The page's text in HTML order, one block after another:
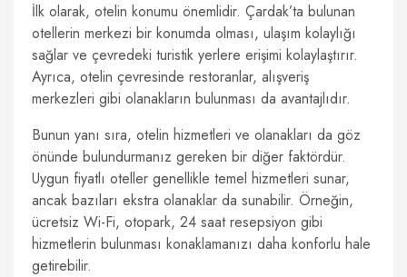
İlk olarak, otelin konumu önemlidir. Çardak’ta bulunan
otellerin merkezi bir konumda olması, ulaşım kolaylığı
sağlar ve çevredeki turistik yerlere erişimi kolaylaştırır.
Ayrıca, otelin çevresinde restoranlar, alışveriş
merkezleri gibi olanakların bulunması da avantajlıdır.
Bunun yanı sıra, otelin hizmetleri ve olanakları da göz
önünde bulundurmanız gereken bir diğer faktördür.
Uygun fiyatlı oteller genellikle temel hizmetleri sunar,
ancak bazıları ekstra olanaklar da sunabilir. Örneğin,
ücretsiz Wi-Fi, otopark, 24 saat resepsiyon gibi
hizmetlerin bulunması konaklamanızı daha konforlu hale
getirebilir.